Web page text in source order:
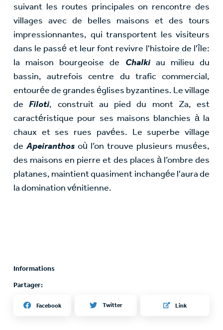
suivant les routes principales on rencontre des
villages avec de belles maisons et des tours
impressionnantes, qui transportent les visiteurs
dans le passé et leur font revivre l'histoire de l'île:
la maison bourgeoise de Chalki au milieu du
bassin, autrefois centre du trafic commercial,
entourée de grandes églises byzantines. Le village
deFiloti, construit au pied du mont Za, est
caractéristique pour ses maisons blanchies à la
chaux et ses rues pavées. Le superbe village
deApeiranthos où l’on trouve plusieurs musées,
des maisons en pierre et des places à l’ombre des
platanes, maintient quasiment inchangée l'aura de
la domination vénitienne.
Informations
Partager:
Facebook Twitter Link